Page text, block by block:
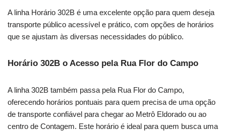
A linha Horário 302B é uma excelente opção para quem deseja
transporte público acessível e prático, com opções de horários
que se ajustam às diversas necessidades do público.
Horário 302B o Acesso pela Rua Flor do Campo
A linha 302B também passa pela Rua Flor do Campo,
oferecendo horários pontuais para quem precisa de uma opção
de transporte confiável para chegar ao Metrô Eldorado ou ao
centro de Contagem. Este horário é ideal para quem busca uma